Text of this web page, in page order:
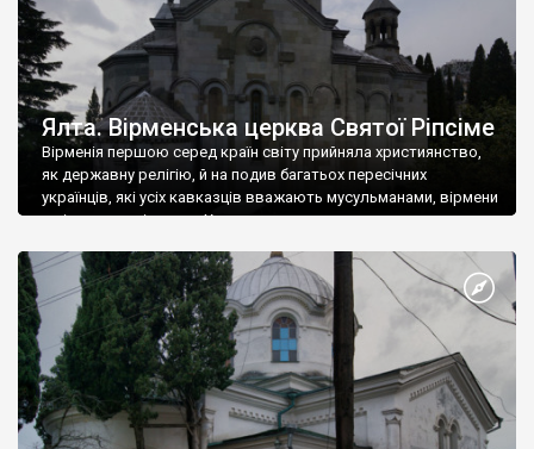
Ялта. Вірменська церква Святої Ріпсіме
Вірменія першою серед країн світу прийняла християнство,
як державну релігію, й на подив багатьох пересічних
українців, які усіх кавказців вважають мусульманами, вірмени
є відданими вірянами Христа